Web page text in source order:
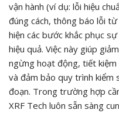
vận hành (ví dụ: lỗi hiệu
đúng cách, thông báo lỗi
hiện các bước khắc phục
hiệu quả. Việc này giúp
ngừng hoạt động, tiết
và đảm bảo quy trình kiểm
đoạn. Trong trường hợp
XRF Tech luôn sẵn sàng